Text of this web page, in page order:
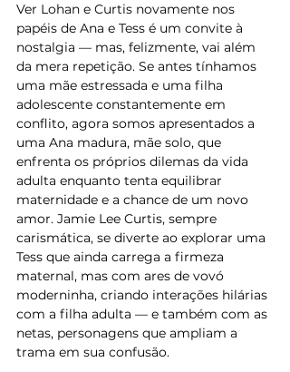
Ver Lohan e Curtis novamente nos
papéis de Ana e Tess é um convite à
nostalgia — mas, felizmente, vai além
da mera repetição. Se antes tínhamos
uma mãe estressada e uma filha
adolescente constantemente em
conflito, agora somos apresentados a
uma Ana madura, mãe solo, que
enfrenta os próprios dilemas da vida
adulta enquanto tenta equilibrar
maternidade e a chance de um novo
amor. Jamie Lee Curtis, sempre
carismática, se diverte ao explorar uma
Tess que ainda carrega a firmeza
maternal, mas com ares de vovó
moderninha, criando interações hilárias
com a filha adulta — e também com as
netas, personagens que ampliam a
trama em sua confusão.